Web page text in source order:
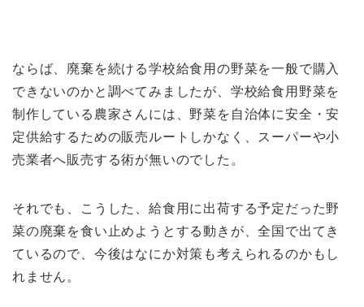
ならば、廃棄を続ける学校給食用の野菜を一般で購入
できないのかと調べてみましたが、学校給食用野菜を
制作している農家さんには、野菜を自治体に安全・安
定供給するための販売ルートしかなく、スーパーや小
売業者へ販売する術が無いのでした。
それでも、こうした、給食用に出荷する予定だった野
菜の廃棄を食い止めようとする動きが、全国で出てき
ているので、今後はなにか対策も考えられるのかもし
れません。